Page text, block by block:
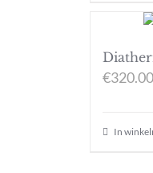
€320.00
In